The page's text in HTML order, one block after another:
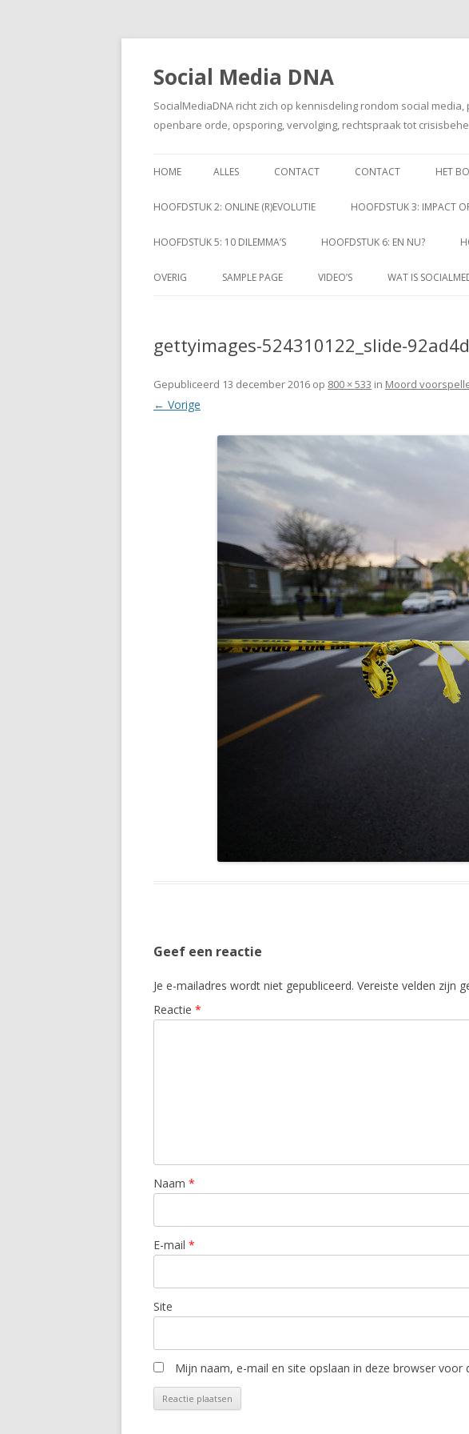
Social Media DNA
SocialMediaDNA richt zich op kennisdeling rondom social
openbare orde, opsporing, vervolging, rechtspraak tot
HOME ALLES CONTACT CONTACT HET
HOOFDSTUK 2: ONLINE (R)EVOLUTIE HOOFDSTUK 3: IMPACT
HOOFDSTUK 5: 10 DILEMMA’S HOOFDSTUK 6: EN NU?
OVERIG SAMPLE PAGE VIDEO’S WAT IS
gettyimages-524310122_slide-
Gepubliceerd 13 december 2016 op 800 × 533 in Moord
← Vorige
Geef een reactie
Je e-mailadres wordt niet gepubliceerd. Vereiste velden zijn
Reactie *
Naam *
E-mail *
Site
Mijn naam, e-mail en site opslaan in deze browser voor